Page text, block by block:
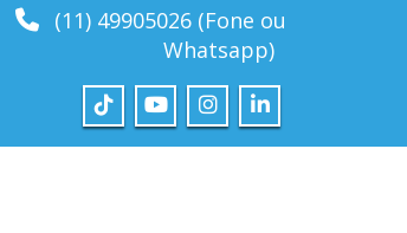
(11) 49905026 (Fone ou
Whatsapp)